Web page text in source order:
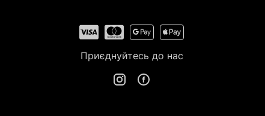
Приєднуйтесь до нас